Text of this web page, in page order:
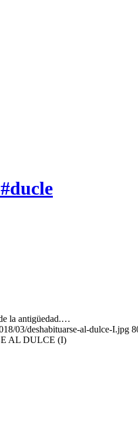
la antigüedad.…
03/deshabituarse-al-dulce-I.jpg
AL DULCE (I)